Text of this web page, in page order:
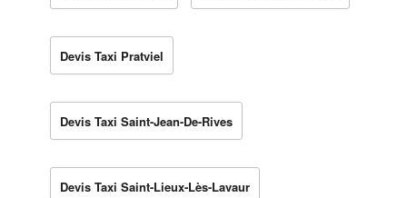
Devis Taxi Pratviel
Devis Taxi Saint-Jean-De-Rives
Devis Taxi Saint-Lieux-Lès-Lavaur